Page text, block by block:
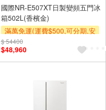
國際NR-E507XT日製變頻五門冰
箱502L(香檳金)
滿萬免運(運費$500,可分期,安
裝跨區費另計,單品未滿1萬元
及使用6期以上分期0利率,需付
基本安裝運費)
$ 54400
$48,960